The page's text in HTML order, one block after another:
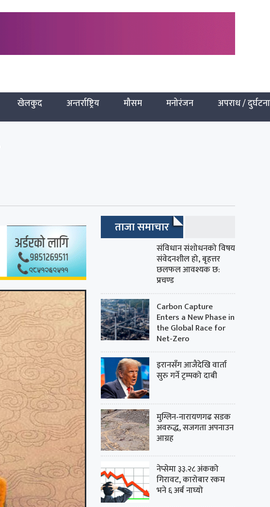
खेलकुद अन्तर्राष्ट्रिय मौसम मनोरंजन अपराध / दुर्घटना
ताजा समाचार
संविधान संशोधनको विषय
संवेदनशील हो, बृहत्तर
छलफल आवश्यक छ:
प्रचण्ड
Carbon Capture
Enters a New Phase in
the Global Race for
Net-Zero
इरानसँग आजैदेखि वार्ता
सुरु गर्ने ट्रम्पको दाबी
मुग्लिन-नारायणगढ सडक
अवरुद्ध, सजगता अपनाउन
आग्रह
नेप्सेमा ३३.२८ अंकको
गिरावट, कारोबार रकम
भने ६ अर्ब नाघ्यो